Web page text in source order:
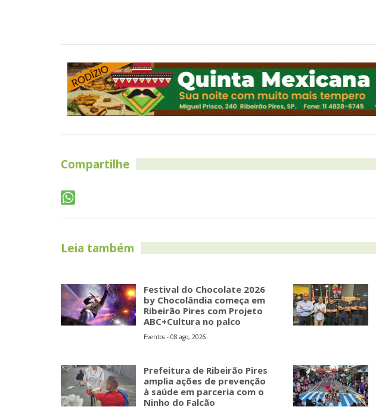
Compartilhe
Leia também
Festival do Chocolate 2026
by Chocolândia começa em
Ribeirão Pires com Projeto
ABC+Cultura no palco
Eventos - 08 ago, 2026
Prefeitura de Ribeirão Pires
amplia ações de prevenção
à saúde em parceria com o
Ninho do Falcão